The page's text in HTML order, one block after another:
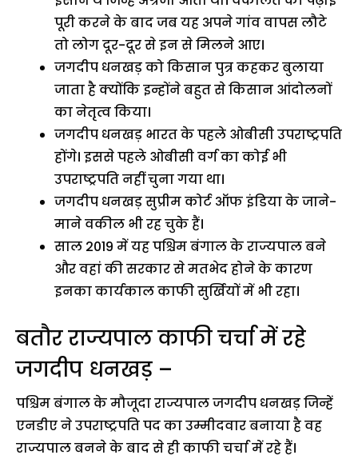
पूरी करने के बाद जब यह अपने गांव वापस लौटे
तो लोग दूर-दूर से इन से मिलने आए।
जगदीप धनखड़ को किसान पुत्र कहकर बुलाया
जाता है क्योंकि इन्होंने बहुत से किसान आंदोलनों
का नेतृत्व किया।
जगदीप धनखड़ भारत के पहले ओबीसी उपराष्ट्रपति
होंगे। इससे पहले ओबीसी वर्ग का कोई भी
उपराष्ट्रपति नहीं चुना गया था।
जगदीप धनखड़ सुप्रीम कोर्ट ऑफ इंडिया के जाने-
माने वकील भी रह चुके हैं।
साल 2019 में यह पश्चिम बंगाल के राज्यपाल बने
और वहां की सरकार से मतभेद होने के कारण
इनका कार्यकाल काफी सुर्खियों में भी रहा।
बतौर राज्यपाल काफी चर्चा में रहे
जगदीप धनखड़ –
पश्चिम बंगाल के मौजूदा राज्यपाल जगदीप धनखड़ जिन्हें
एनडीए ने उपराष्ट्रपति पद का उम्मीदवार बनाया है वह
राज्यपाल बनने के बाद से ही काफी चर्चा में रहे हैं।